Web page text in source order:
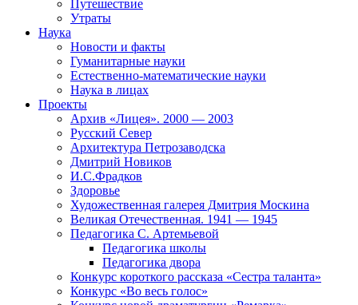
Путешествие
Утраты
Наука
Новости и факты
Гуманитарные науки
Естественно-математические науки
Наука в лицах
Проекты
Архив «Лицея». 2000 — 2003
Русский Север
Архитектура Петрозаводска
Дмитрий Новиков
И.С.Фрадков
Здоровье
Художественная галерея Дмитрия Москина
Великая Отечественная. 1941 — 1945
Педагогика С. Артемьевой
Педагогика школы
Педагогика двора
Конкурс короткого рассказа «Сестра таланта»
Конкурс «Во весь голос»